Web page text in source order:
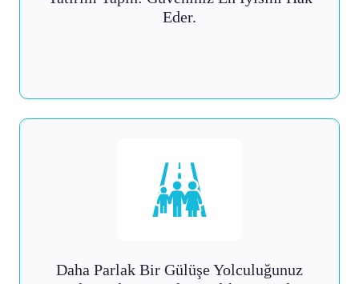
Eder.
Daha Parlak Bir Gülüşe Yolculuğunuz